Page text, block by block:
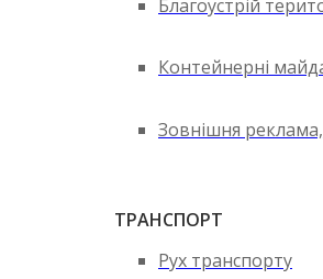
Благоустрій
Контейнерні
Зовнішня
ТРАНСПОРТ
Рух транспорту